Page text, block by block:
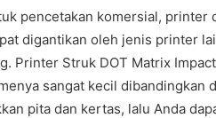
pencetakan komersial,
digantikan oleh jenis printer
Printer Struk DOT Matrix
sangat kecil dibandingkan
pita dan kertas, lalu Anda